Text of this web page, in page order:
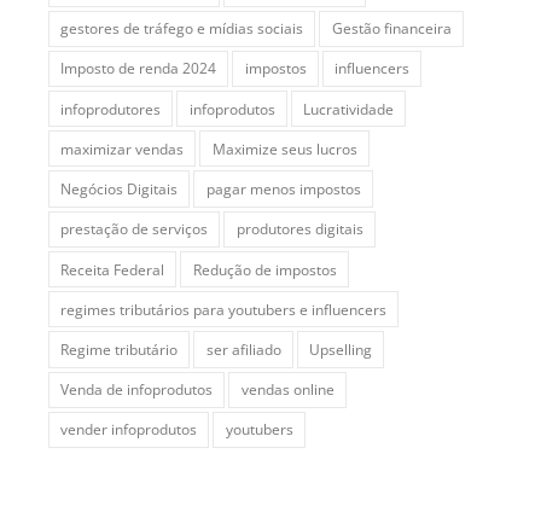
gestores de tráfego e mídias sociais
Gestão financeira
Imposto de renda 2024
impostos
influencers
infoprodutores
infoprodutos
Lucratividade
maximizar vendas
Maximize seus lucros
Negócios Digitais
pagar menos impostos
prestação de serviços
produtores digitais
Receita Federal
Redução de impostos
regimes tributários para youtubers e influencers
Regime tributário
ser afiliado
Upselling
Venda de infoprodutos
vendas online
vender infoprodutos
youtubers